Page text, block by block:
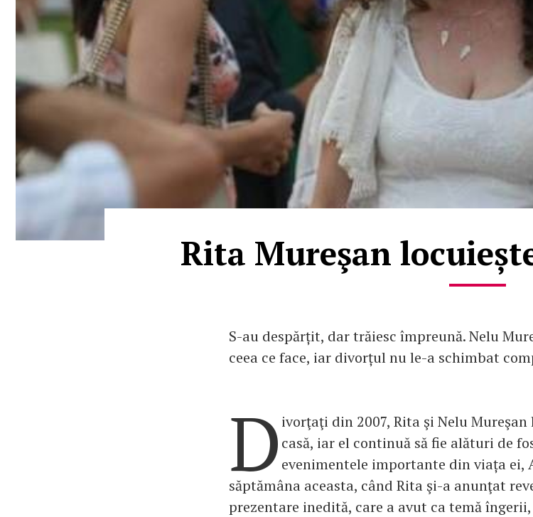
Rita Mureşan
S-au despărțit, dar trăiesc împreună. Nelu
ceea ce face, iar divorțul nu le-a schimbat
D ivorţaţi din 2007, Rita şi Nelu
casă, iar el continuă să fie alături de
evenimentele importante din viața ei,
săptămâna aceasta, când Rita şi-a anunţat
prezentare inedită, care a avut ca temă